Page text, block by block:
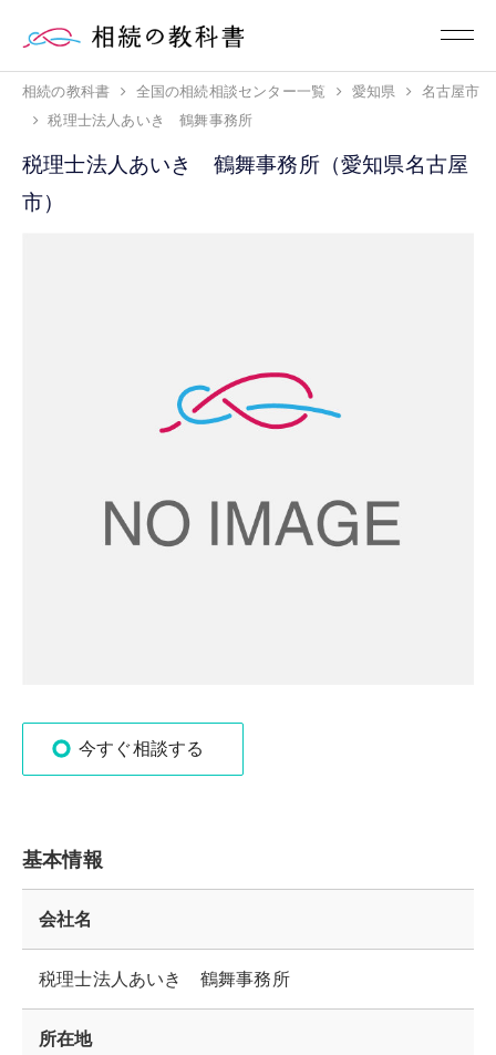
相続の教科書 全国の相続相談センター一覧 愛知県
名古屋市
税理士法人あいき 鶴舞事務所
税理士法人あいき 鶴舞事務所（愛知県名古屋
市）
今すぐ相談する
基本情報
会社名
税理士法人あいき 鶴舞事務所
所在地